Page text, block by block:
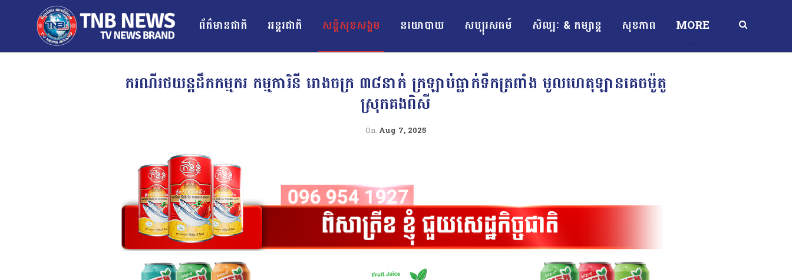
ព័ត៌មានជាតិ អន្ដរជាតិ សន្តិសុខសង្គម នយោបាយ សប្បុរសធម៍ សិល្បៈ & កម្សាន្ត សុខភាព MORE
ករណីរថយន្តដឹកកម្មករ កម្មការិនី រោងចក្រ ៣៨នាក់ ក្រឡាប់ធ្លាក់ទឹកត្រពាំង មូលហេតុឡានគេចម៉ូតូ
ស្រុកគងពិសី
On Aug 7, 2025